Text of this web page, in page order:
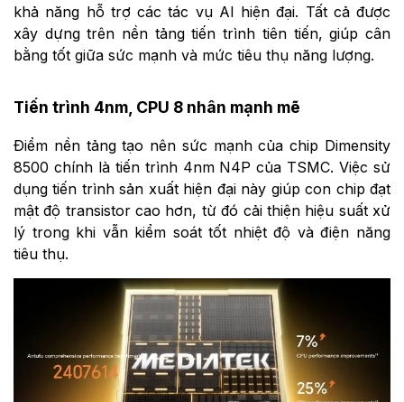
khả năng hỗ trợ các tác vụ AI hiện đại. Tất cả được
xây dựng trên nền tảng tiến trình tiên tiến, giúp cân
bằng tốt giữa sức mạnh và mức tiêu thụ năng lượng.
Tiến trình 4nm, CPU 8 nhân mạnh mẽ
Điểm nền tảng tạo nên sức mạnh của chip Dimensity
8500 chính là tiến trình 4nm N4P của TSMC. Việc sử
dụng tiến trình sản xuất hiện đại này giúp con chip đạt
mật độ transistor cao hơn, từ đó cải thiện hiệu suất xử
lý trong khi vẫn kiểm soát tốt nhiệt độ và điện năng
tiêu thụ.